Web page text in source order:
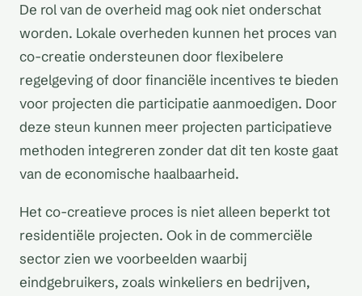
De rol van de overheid mag ook niet onderschat
worden. Lokale overheden kunnen het proces van
co-creatie ondersteunen door flexibelere
regelgeving of door financiële incentives te bieden
voor projecten die participatie aanmoedigen. Door
deze steun kunnen meer projecten participatieve
methoden integreren zonder dat dit ten koste gaat
van de economische haalbaarheid.
Het co-creatieve proces is niet alleen beperkt tot
residentiële projecten. Ook in de commerciële
sector zien we voorbeelden waarbij
eindgebruikers, zoals winkeliers en bedrijven,